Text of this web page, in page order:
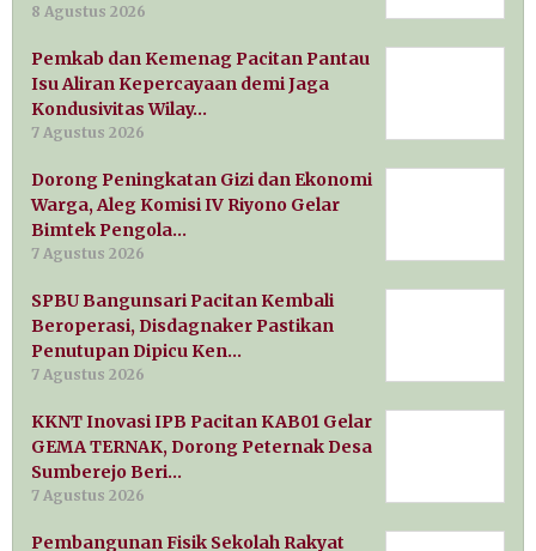
8 Agustus 2026
Pemkab dan Kemenag Pacitan Pantau
Isu Aliran Kepercayaan demi Jaga
Kondusivitas Wilay…
7 Agustus 2026
Dorong Peningkatan Gizi dan Ekonomi
Warga, Aleg Komisi IV Riyono Gelar
Bimtek Pengola…
7 Agustus 2026
SPBU Bangunsari Pacitan Kembali
Beroperasi, Disdagnaker Pastikan
Penutupan Dipicu Ken…
7 Agustus 2026
KKNT Inovasi IPB Pacitan KAB01 Gelar
GEMA TERNAK, Dorong Peternak Desa
Sumberejo Beri…
7 Agustus 2026
Pembangunan Fisik Sekolah Rakyat